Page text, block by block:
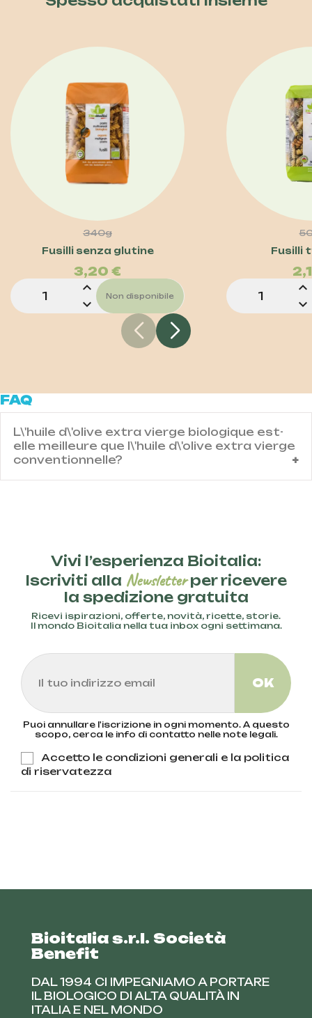
340g
Fusilli senza glutine
Prezzo
3,20 €
expand_less
expand_more
Non disponibile
Fusilli
expand_less
expand_more
FAQ
L\'huile d\'olive extra vierge biologique est-
elle meilleure que l\'huile d\'olive extra vierge
conventionnelle?
Vivi l’esperienza Bioitalia:
Iscriviti alla Newsletterper ricevere
la spedizione gratuita
Ricevi ispirazioni, offerte, novità, ricette, storie.
Il mondo Bioitalia nella tua inbox ogni settimana.
Puoi annullare l'iscrizione in ogni momento. A questo
scopo, cerca le info di contatto nelle note legali.
Accetto le condizioni generali e la politica
di riservatezza
Bioitalia s.r.l. Società
Benefit
DAL 1994 CI IMPEGNIAMO A PORTARE
IL BIOLOGICO DI ALTA QUALITÀ IN
ITALIA E NEL MONDO